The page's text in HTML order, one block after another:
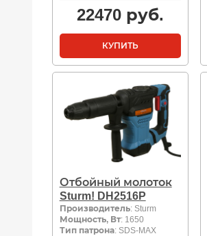
22470руб.
КУПИТЬ
Отбойный молоток
Sturm! DH2516P
Производитель: Sturm
Мощность, Вт: 1650
Тип патрона: SDS-MAX